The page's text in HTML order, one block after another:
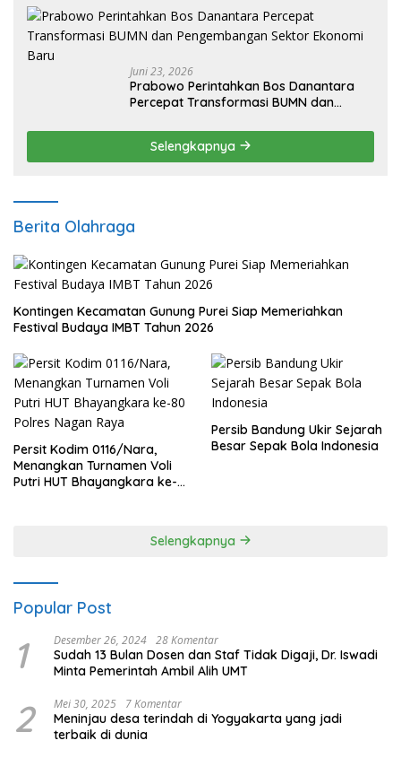
Juni 23, 2026
Prabowo Perintahkan Bos Danantara
Percepat Transformasi BUMN dan
Selengkapnya
Berita Olahraga
Kontingen Kecamatan Gunung Purei Siap Memeriahkan
Festival Budaya IMBT Tahun 2026
Persit Kodim 0116/Nara,
Menangkan Turnamen Voli
Putri HUT Bhayangkara ke-
Persib Bandung Ukir Sejarah
Besar Sepak Bola Indonesia
Selengkapnya
Popular Post
1 Desember 26, 2024 28 Komentar
Sudah 13 Bulan Dosen dan Staf Tidak Digaji, Dr. Iswadi
Minta Pemerintah Ambil Alih UMT
2 Mei 30, 2025 7 Komentar
Meninjau desa terindah di Yogyakarta yang jadi
terbaik di dunia